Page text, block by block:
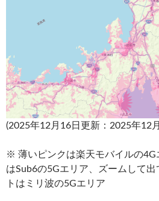
(2025年12月16日更新：2025年12
※ 薄いピンクは楽天モバイルの4G
はSub6の5Gエリア、ズームして
トはミリ波の5Gエリア